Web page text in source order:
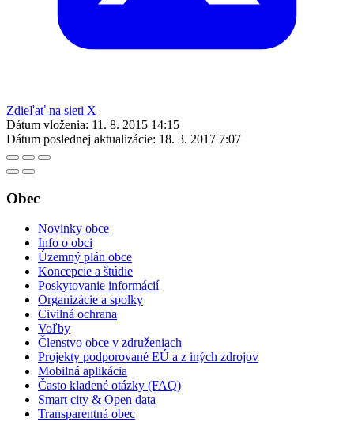
Zdieľať na sieti X
Dátum vloženia: 11. 8. 2015 14:15
Dátum poslednej aktualizácie: 18. 3. 2017 7:07
Obec
Novinky obce
Info o obci
Územný plán obce
Koncepcie a štúdie
Poskytovanie informácií
Organizácie a spolky
Civilná ochrana
Voľby
Členstvo obce v združeniach
Projekty podporované EÚ a z iných zdrojov
Mobilná aplikácia
Často kladené otázky (FAQ)
Smart city & Open data
Transparentná obec